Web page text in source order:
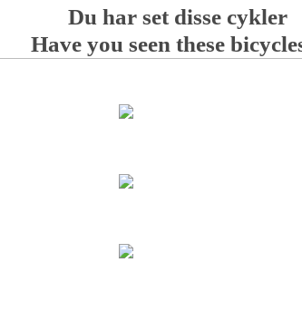
Du har set disse cykler
Have you seen these